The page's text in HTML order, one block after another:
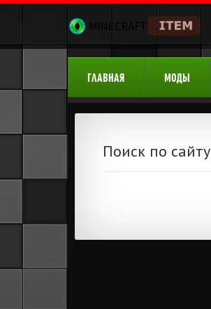
ГЛАВНАЯ МОДЫ
Поиск по сайту